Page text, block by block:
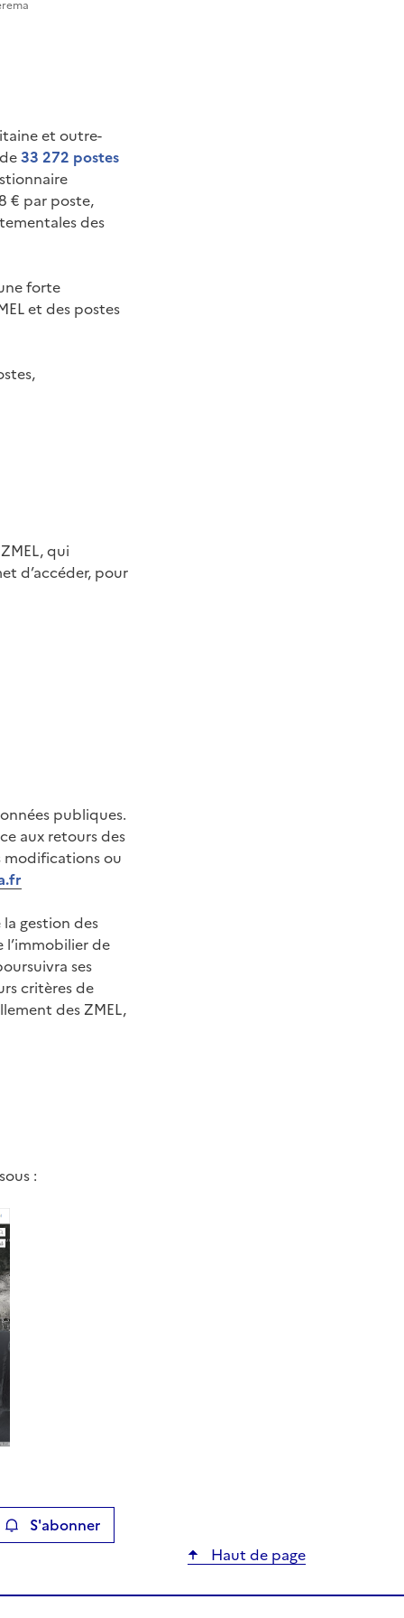
et outre-
33 272 postes
€ par poste,
des
forte
et des postes
qui
d’accéder, pour
publiques.
aux retours des
modifications ou
gestion des
de
ses
critères de
des ZMEL,
:
S'abonner
Haut de page